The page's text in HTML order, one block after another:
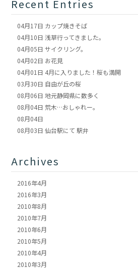
Recent Entries
04月17日 カップ焼きそば
04月10日 浅草行ってきました。
04月05日 サイクリング。
04月02日 お花見
04月01日 4月に入りました！桜も満開
03月30日 自由が丘の桜
08月06日 地元静岡県に数多く
08月04日 荒木…おしゃれー。
08月04日
08月03日 仙台駅にて 駅弁
Archives
2016年4月
2016年3月
2010年8月
2010年7月
2010年6月
2010年5月
2010年4月
2010年3月